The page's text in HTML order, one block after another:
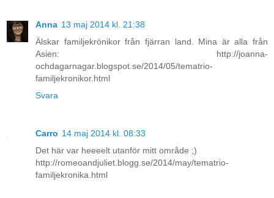
Anna 13 maj 2014 kl. 21:38
Älskar familjekrönikor från fjärran land. Mina är alla från
Asien: http://joanna-
ochdagarnagar.blogspot.se/2014/05/tematrio-
familjekronikor.html
Svara
Carro 14 maj 2014 kl. 08:33
Det här var heeeelt utanför mitt område ;)
http://romeoandjuliet.blogg.se/2014/may/tematrio-
familjekronika.html